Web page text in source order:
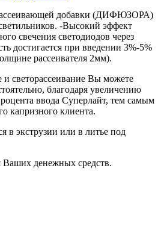
добавки (ДИФЮЗОРА)
-Высокий эффект
свечения светодиодов через
достигается при введении 3%-5%
рассеивателя 2мм).
и светорассеивание Вы можете
благодаря увеличению
ввода Суперлайт, тем самым
капризного клиента.
в экструзии или в литье под
Ваших денежных средств.